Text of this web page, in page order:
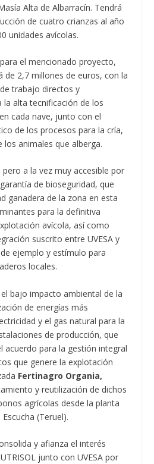
Alta de Albarracín. Tendrá
de cuatro crianzas al año
unidades avícolas.
el mencionado proyecto,
de 2,7 millones de euros, con la
trabajo directos y
la alta tecnificación de los
cada nave, junto con el
de los procesos para la cría,
animales que alberga.
pero a la vez muy accesible por
de bioseguridad, que
ganadera de la zona en esta
para la definitiva
avícola, así como
suscrito entre UVESA y
de ejemplo y estímulo para
locales.
bajo impacto ambiental de la
de energías más
y el gas natural para la
de producción, que
acuerdo para la gestión integral
que genere la explotación
Fertinagro Organia,
y reutilización de dichos
agrícolas desde la planta
(Teruel).
y afianza el interés
junto con UVESA por